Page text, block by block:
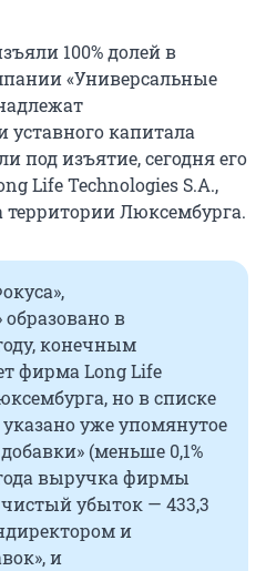
100% долей в
«Универсальные
уставного капитала
под изъятие, сегодня его
Life Technologies S.A.,
территории Люксембурга.
в
конечным
фирма Long Life
но в списке
уже упомянутое
(меньше 0,1%
выручка фирмы
убыток — 433,3
и
и